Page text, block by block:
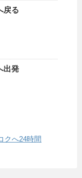
戻る
出発
クへ24時間